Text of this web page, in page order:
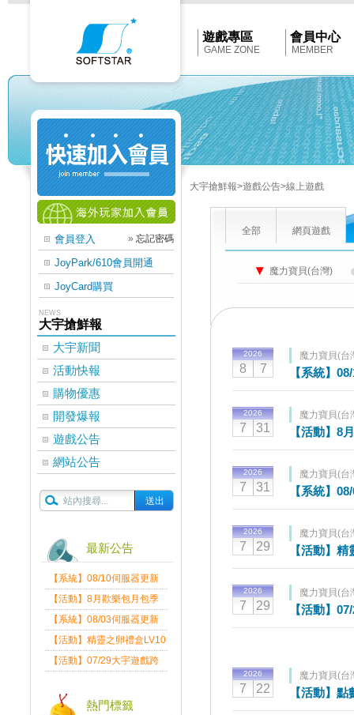
Softstar
遊戲專區
GAME ZONE
會員中心
MEMBER
會員登入 » 忘記密碼
JoyPark/610會員開通
JoyCard購買
NEWS
大宇搶鮮報
大宇新聞
活動快報
購物優惠
開發爆報
遊戲公告
網站公告
最新公告
【系統】08/10伺服器更新
維護公告
【活動】8月歡樂包月包季
送
【系統】08/03伺服器更新
維護公告
【活動】精靈之卵禮盒LV10
限量發送中
【活動】07/29大宇遊戲跨
熱門標籤
大宇搶鮮報>遊戲公告>線上遊戲
全部 網頁遊戲
魔力寶貝(台灣)
2026
8 7
魔力寶貝(台
【系統】
2026
7 31
魔力寶貝(台
【活動】8
2026
7 31
魔力寶貝(台
【系統】
2026
7 29
魔力寶貝(台
【活動】
2026
7 29
魔力寶貝(台
【活動】
2026
7 22
魔力寶貝(台
【活動】